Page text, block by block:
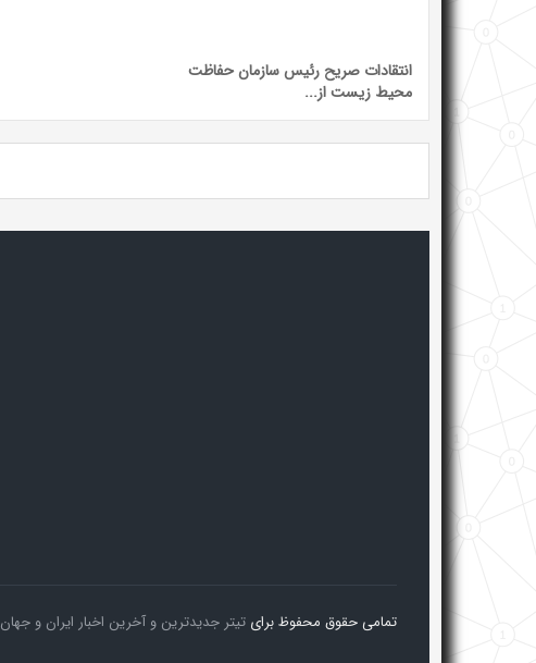
انتقادات صریح رئیس سازمان حفاظت
محیط زیست از...
تمامی حقوق محفوظ برای تیتر جدیدترین و آخرین اخبار ایران و جهان